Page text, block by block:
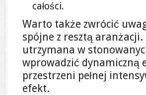
całości.
Warto także zwrócić
spójne z resztą
utrzymana w
wprowadzić dynamiczną
przestrzeni pełnej
efekt.